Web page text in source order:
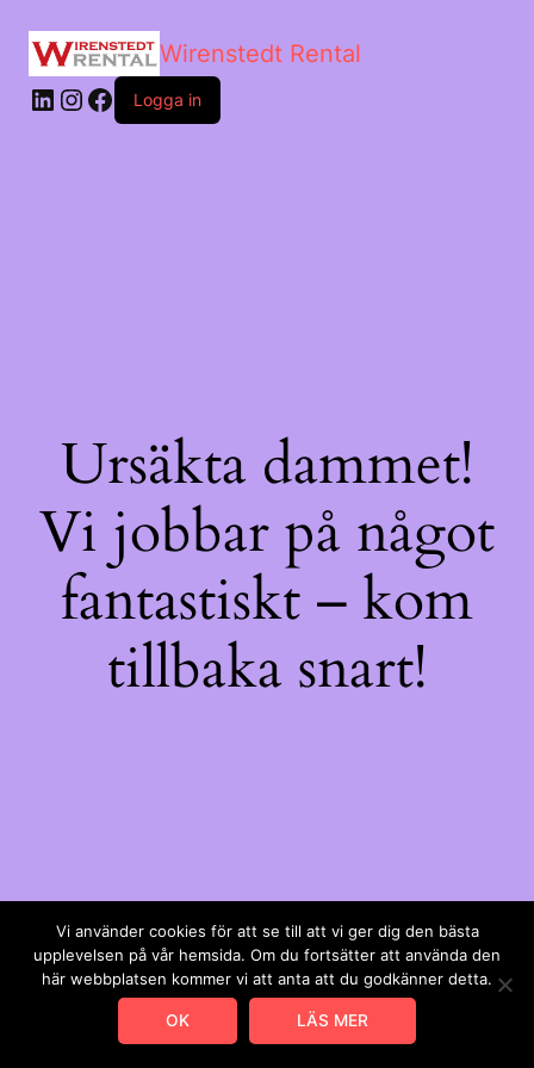
Wirenstedt Rental
Logga in
Ursäkta dammet!
Vi jobbar på något
fantastiskt – kom
tillbaka snart!
Vi använder cookies för att se till att vi ger dig den bästa
upplevelsen på vår hemsida. Om du fortsätter att använda den
här webbplatsen kommer vi att anta att du godkänner detta.
OK LÄS MER